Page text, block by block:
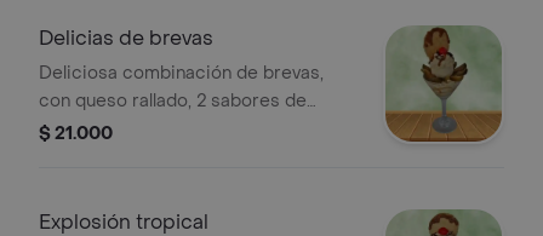
Delicias de brevas
Deliciosa combinación de brevas,
con queso rallado, 2 sabores de
helado,chantilly, arequipe y barquillo.
$ 21.000
Explosión tropical